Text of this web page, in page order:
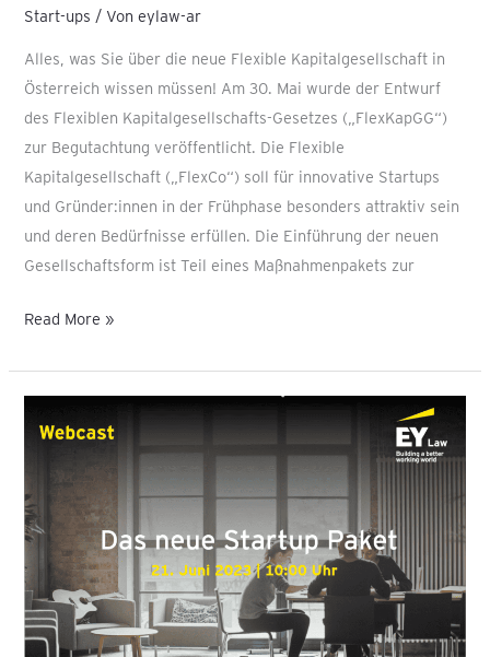
Start-ups / Voneylaw-ar
Alles, was Sie über die neue Flexible Kapitalgesellschaft in
Österreich wissen müssen! Am 30. Mai wurde der Entwurf
des Flexiblen Kapitalgesellschafts-Gesetzes („FlexKapGG“)
zur Begutachtung veröffentlicht. Die Flexible
Kapitalgesellschaft („FlexCo“) soll für innovative Startups
und Gründer:innen in der Frühphase besonders attraktiv sein
und deren Bedürfnisse erfüllen. Die Einführung der neuen
Gesellschaftsform ist Teil eines Maßnahmenpakets zur
Read More »
Webcast
FlexKap
&
Mitarbeiterbeteiligung
|
21.
Juni